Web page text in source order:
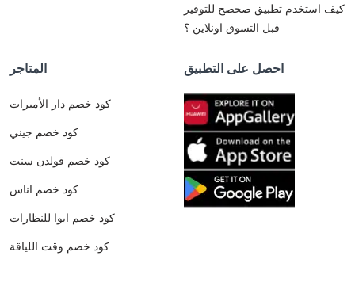
كيف استخدم تطبيق صحصح للتوفير
قبل التسوق اونلاين ؟
المتاجر
كود خصم دار الأميرات
كود خصم جيني
كود خصم قولدن سنت
كود خصم اناس
كود خصم ايوا للنظارات
كود خصم وقت اللياقة
احصل على التطبيق